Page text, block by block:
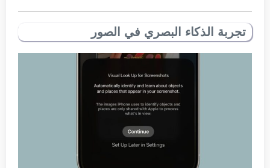
تجربة الذكاء البصري في الصور